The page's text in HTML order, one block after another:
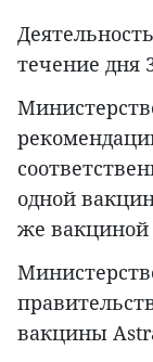
течение дня
одной
же вакциной
вакцины